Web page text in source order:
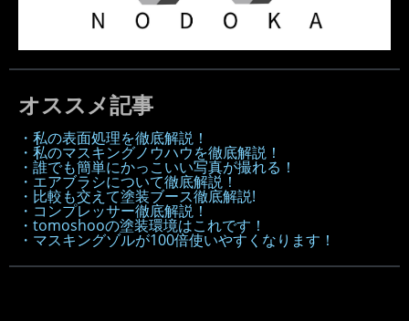
オススメ記事
・私の表面処理を徹底解説！
・私のマスキングノウハウを徹底解説！
・誰でも簡単にかっこいい写真が撮れる！
・エアブラシについて徹底解説！
・比較も交えて塗装ブース徹底解説!
・コンプレッサー徹底解説！
・tomoshooの塗装環境はこれです！
・マスキングゾルが100倍使いやすくなります！